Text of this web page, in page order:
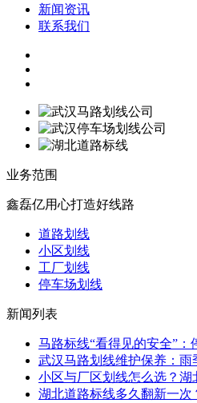
新闻资讯
联系我们
业务范围
鑫磊亿用心打造好线路
道路划线
小区划线
工厂划线
停车场划线
新闻列表
马路标线“看得见的安全”
武汉马路划线维护保养：
小区与厂区划线怎么选？
湖北道路标线多久翻新一